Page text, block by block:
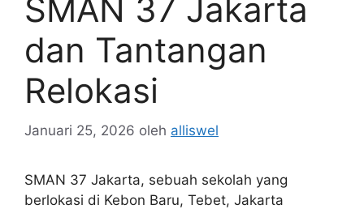
SMAN 37 Jakarta
dan Tantangan
Relokasi
Januari 25, 2026 oleh alliswel
SMAN 37 Jakarta, sebuah sekolah yang
berlokasi di Kebon Baru, Tebet, Jakarta